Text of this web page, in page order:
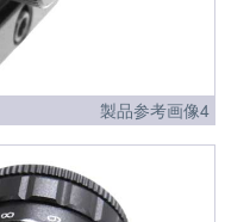
製品参考画像4